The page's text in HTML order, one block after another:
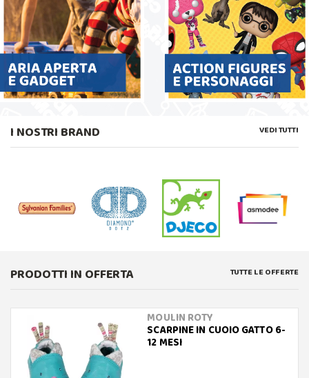
I NOSTRI BRAND VEDI TUTTI
PRODOTTI IN OFFERTA TUTTE LE OFFERTE
MOULIN ROTY
SCARPINE IN CUOIO GATTO 6-
12 MESI